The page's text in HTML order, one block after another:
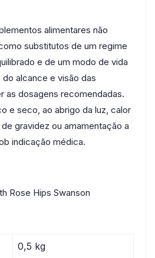
alimentares não
substitutos de um regime
e de um modo de vida
alcance e visão das
as dosagens recomendadas.
e seco, ao abrigo da luz, calor
gravidez ou amamentação a
indicação médica.
Rose Hips Swanson
0,5 kg